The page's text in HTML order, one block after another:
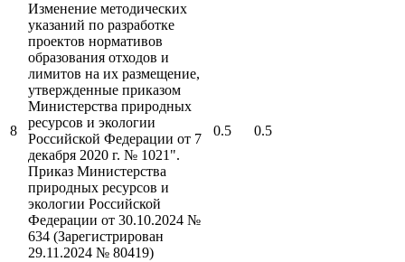
8
Изменение методических
указаний по разработке
проектов нормативов
образования отходов и
лимитов на их размещение,
утвержденные приказом
Министерства природных
ресурсов и экологии
Российской Федерации от 7
декабря 2020 г. № 1021".
Приказ Министерства
природных ресурсов и
экологии Российской
Федерации от 30.10.2024 №
634 (Зарегистрирован
29.11.2024 № 80419)
0.5 0.5